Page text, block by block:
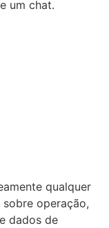
um chat.
qualquer
operação,
dados de